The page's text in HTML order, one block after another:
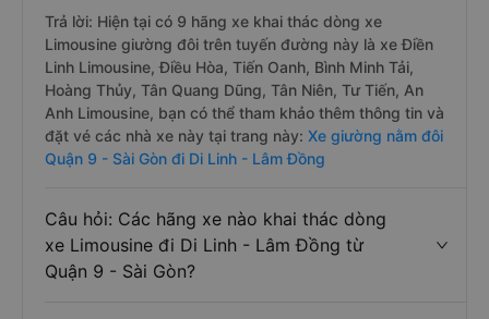
Trả lời: Hiện tại có 9 hãng xe khai thác dòng xe
Limousine giường đôi trên tuyến đường này là xe Điền
Linh Limousine, Điều Hòa, Tiến Oanh, Bình Minh Tải,
Hoàng Thủy, Tân Quang Dũng, Tân Niên, Tư Tiến, An
Anh Limousine, bạn có thể tham khảo thêm thông tin và
đặt vé các nhà xe này tại trang này: Xe giường nằm đôi
Quận 9 - Sài Gòn đi Di Linh - Lâm Đồng
Câu hỏi: Các hãng xe nào khai thác dòng
xe Limousine đi Di Linh - Lâm Đồng từ
Quận 9 - Sài Gòn?